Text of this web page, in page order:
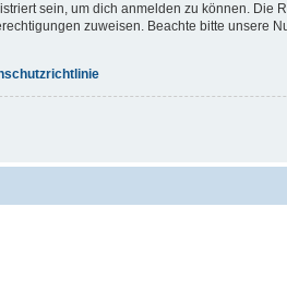
sein, um dich anmelden zu können.
zuweisen. Beachte bitte unsere